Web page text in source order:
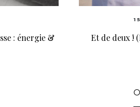
: énergie &
Et de deux !